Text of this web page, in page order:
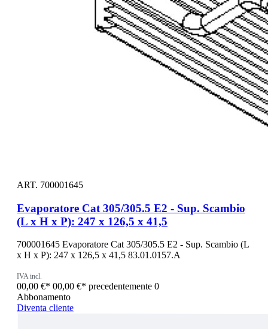
ART. 700001645
Evaporatore Cat 305/305.5 E2 - Sup. Scambio
(L x H x P): 247 x 126,5 x 41,5
700001645 Evaporatore Cat 305/305.5 E2 - Sup. Scambio (L
x H x P): 247 x 126,5 x 41,5 83.01.0157.A
IVA incl.
00,00 €* 00,00 €* precedentemente 0
Abbonamento
Diventa cliente